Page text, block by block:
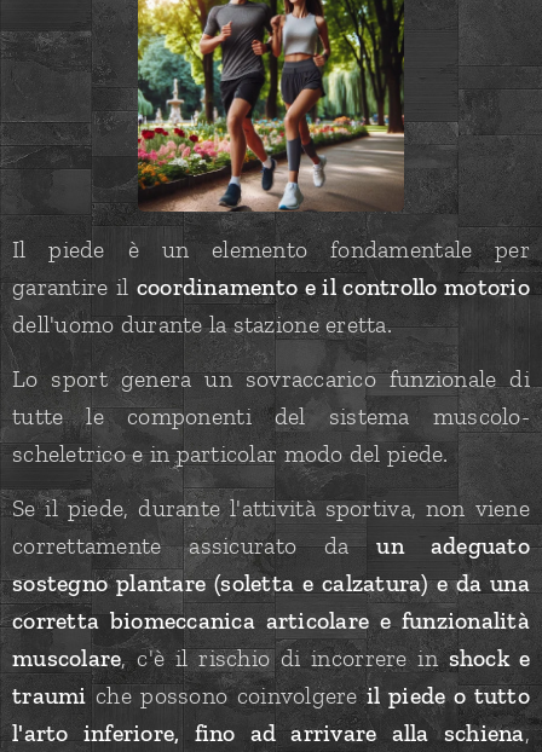
Il piede è un elemento fondamentale per
garantire il coordinamento e il controllo motorio
dell'uomo durante la stazione eretta.
Lo sport genera un sovraccarico funzionale di
tutte le componenti del sistema muscolo-
scheletrico e in particolar modo del piede.
Se il piede, durante l'attività sportiva, non viene
correttamente assicurato daun adeguato
sostegno plantare (soletta e calzatura) e da una
corretta biomeccanica articolare e funzionalità
muscolare, c'è il rischio di incorrere inshock e
traumi che possono coinvolgereil piede o tutto
l'arto inferiore, fino ad arrivare alla schiena,